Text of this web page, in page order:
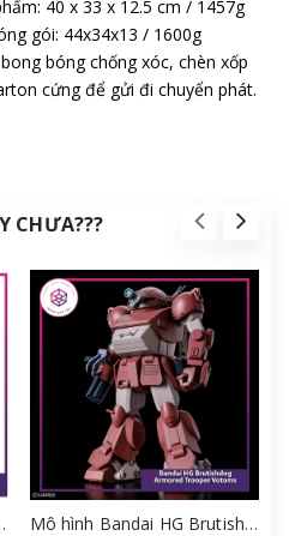
40 x 33 x 12.5 cm / 1457g
gói: 44x34x13 / 1600g
bóng chống xóc, chèn xốp
cứng để gửi đi chuyển phát.
CHƯA???
Set [GDB] [FCH] Mô hình Bandai HG Brutishdog - Armored Trooper Votoms [GDB] [BHG]